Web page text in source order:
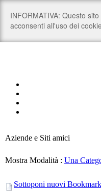
Aziende e Siti amici
Mostra Modalità : Una
Sottoponi nuovi